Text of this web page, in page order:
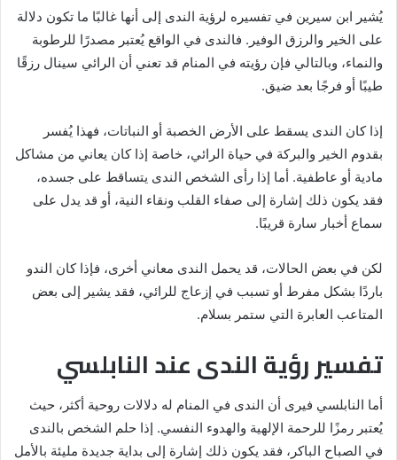
يُشير ابن سيرين في تفسيره لرؤية الندى إلى أنها غالبًا ما تكون دلالة
على الخير والرزق الوفير. فالندى في الواقع يُعتبر مصدرًا للرطوبة
والنماء، وبالتالي فإن رؤيته في المنام قد تعني أن الرائي سينال رزقًا
طيبًا أو فرجًا بعد ضيق.
إذا كان الندى يسقط على الأرض الخصبة أو النباتات، فهذا يُفسر
بقدوم الخير والبركة في حياة الرائي، خاصة إذا كان يعاني من مشاكل
مادية أو عاطفية. أما إذا رأى الشخص الندى يتساقط على جسده،
فقد يكون ذلك إشارة إلى صفاء القلب ونقاء النية، أو قد يدل على
سماع أخبار سارة قريبًا.
لكن في بعض الحالات، قد يحمل الندى معاني أخرى، فإذا كان الندو
باردًا بشكل مفرط أو تسبب في إزعاج للرائي، فقد يشير إلى بعض
المتاعب العابرة التي ستمر بسلام.
تفسير رؤية الندى عند النابلسي
أما النابلسي فيرى أن الندى في المنام له دلالات روحية أكثر، حيث
يُعتبر رمزًا للرحمة الإلهية والهدوء النفسي. إذا حلم الشخص بالندى
في الصباح الباكر، فقد يكون ذلك إشارة إلى بداية جديدة مليئة بالأمل